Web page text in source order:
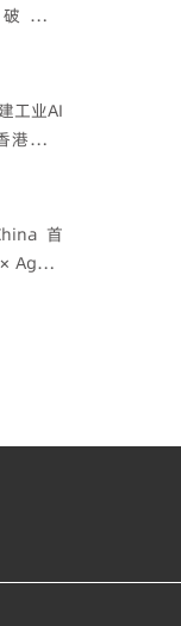
国产
工业AI
成为
首
Agent